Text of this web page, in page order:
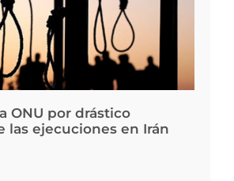
ONU por drástico
las ejecuciones en Irán